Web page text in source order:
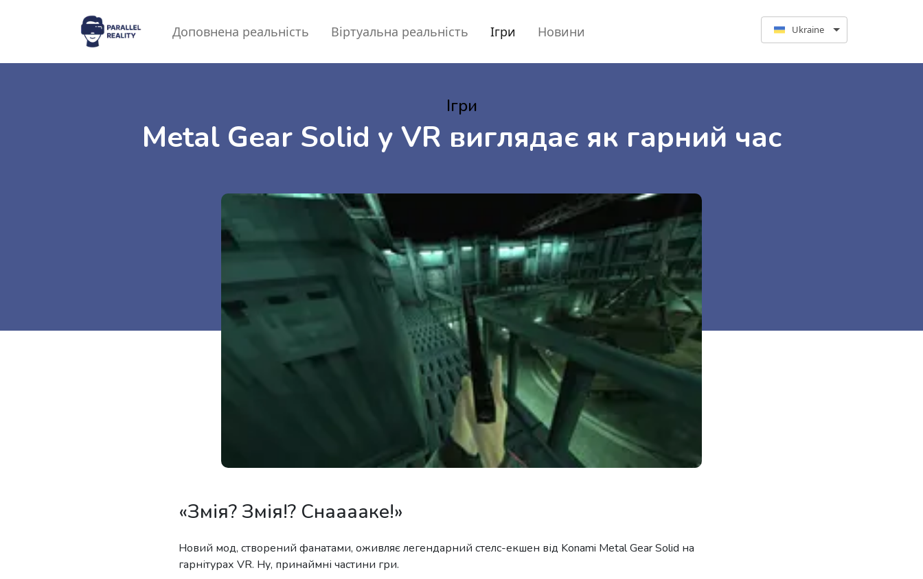
Доповнена реальність Віртуальна реальність Ігри Новини Ukraine
Ігри
Metal Gear Solid у VR виглядає як гарний час
«Змія? Змія!? Снааааке!»
Новий мод, створений фанатами, оживляє легендарний стелс-екшен від Konami Metal Gear Solid на
гарнітурах VR. Ну, принаймні частини гри.